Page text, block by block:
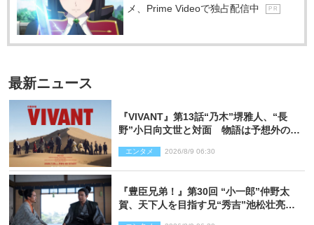
メ、Prime Videoで独占配信中
P R
最新ニュース
『VIVANT』第13話“乃木”堺雅人、“長
野”小日向文世と対面 物語は予想外の展
エンタメ 2026/8/9 06:30
『豊臣兄弟！』第30回 “小一郎”仲野太
賀、天下人を目指す兄“秀吉”池松壮亮